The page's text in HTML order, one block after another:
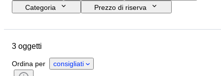
Categoria
Prezzo di riserva
Paese d’origine
Formato della bottiglia
Regione vinicola
3 oggetti
Ordina per consigliati